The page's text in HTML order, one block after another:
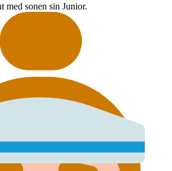
med sonen sin Junior.